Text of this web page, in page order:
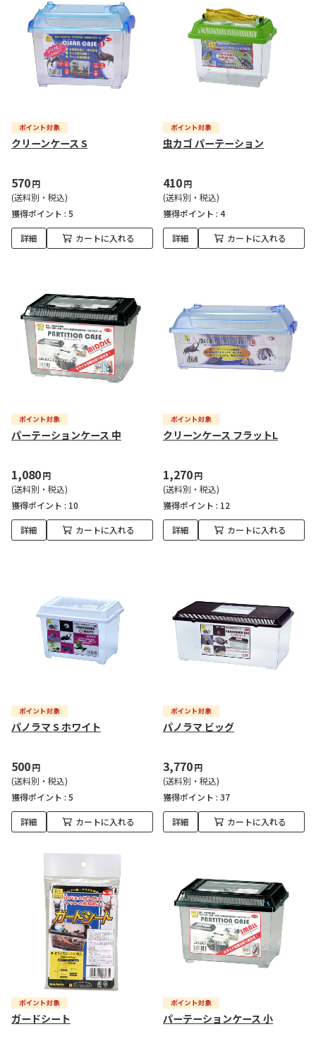
クリーンケース S
570円
(送料別・税込)
獲得ポイント : 5
詳細 カートに入れる
虫カゴ パーテーション
410円
(送料別・税込)
獲得ポイント : 4
詳細 カートに入れる
パーテーションケース 中
1,080円
(送料別・税込)
獲得ポイント : 10
詳細 カートに入れる
クリーンケース フラットL
1,270円
(送料別・税込)
獲得ポイント : 12
詳細 カートに入れる
パノラマ S ホワイト
500円
(送料別・税込)
獲得ポイント : 5
詳細 カートに入れる
パノラマ ビッグ
3,770円
(送料別・税込)
獲得ポイント : 37
詳細 カートに入れる
ガードシート パーテーションケース 小